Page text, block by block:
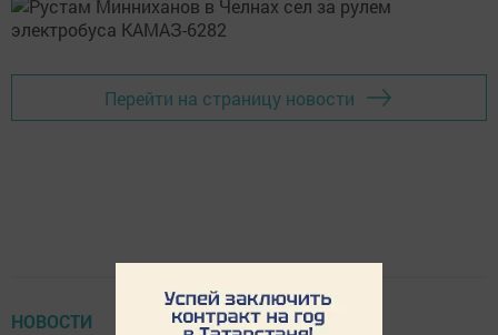
Перейти на страницу новости
НОВОСТИ